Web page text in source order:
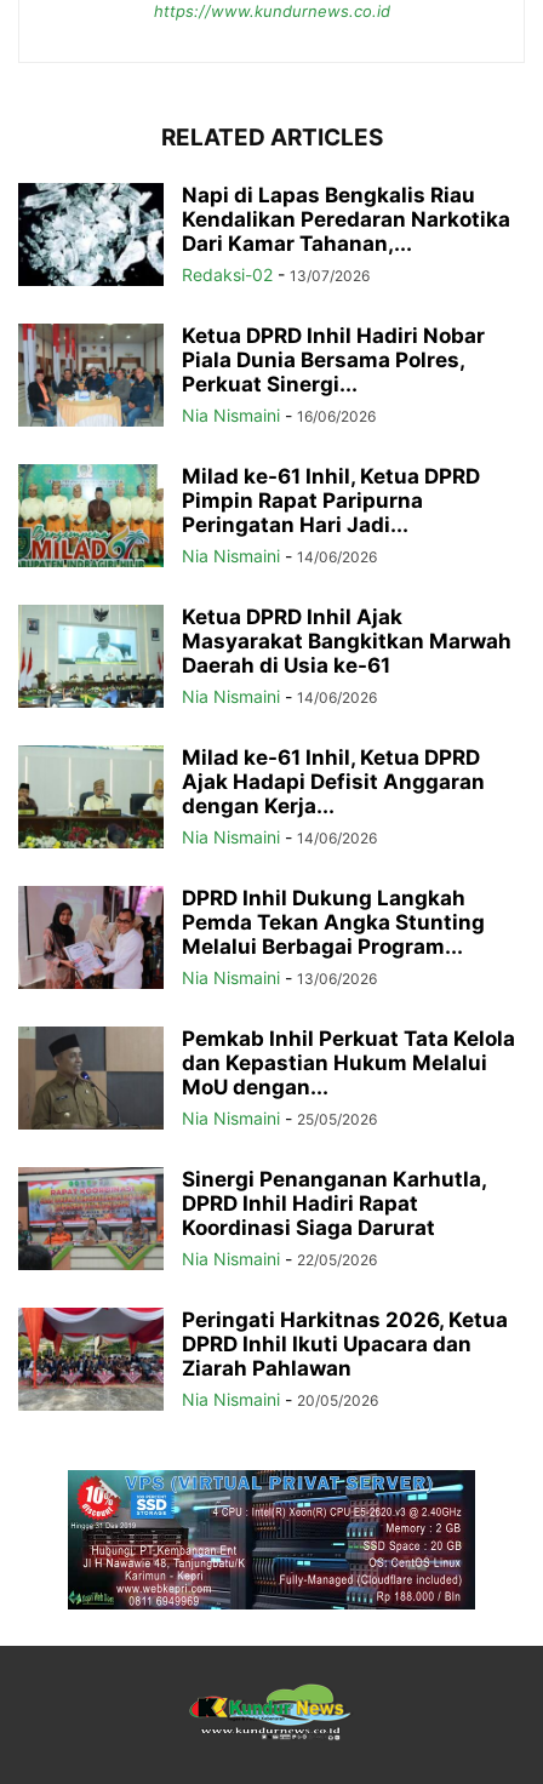
https://www.kundurnews.co.id
RELATED ARTICLES
Napi di Lapas Bengkalis Riau
Kendalikan Peredaran Narkotika
Dari Kamar Tahanan,...
Redaksi-02 - 13/07/2026
Ketua DPRD Inhil Hadiri Nobar
Piala Dunia Bersama Polres,
Perkuat Sinergi...
Nia Nismaini - 16/06/2026
Milad ke-61 Inhil, Ketua DPRD
Pimpin Rapat Paripurna
Peringatan Hari Jadi...
Nia Nismaini - 14/06/2026
Ketua DPRD Inhil Ajak
Masyarakat Bangkitkan Marwah
Daerah di Usia ke-61
Nia Nismaini - 14/06/2026
Milad ke-61 Inhil, Ketua DPRD
Ajak Hadapi Defisit Anggaran
dengan Kerja...
Nia Nismaini - 14/06/2026
DPRD Inhil Dukung Langkah
Pemda Tekan Angka Stunting
Melalui Berbagai Program...
Nia Nismaini - 13/06/2026
Pemkab Inhil Perkuat Tata Kelola
dan Kepastian Hukum Melalui
MoU dengan...
Nia Nismaini - 25/05/2026
Sinergi Penanganan Karhutla,
DPRD Inhil Hadiri Rapat
Koordinasi Siaga Darurat
Nia Nismaini - 22/05/2026
Peringati Harkitnas 2026, Ketua
DPRD Inhil Ikuti Upacara dan
Ziarah Pahlawan
Nia Nismaini - 20/05/2026